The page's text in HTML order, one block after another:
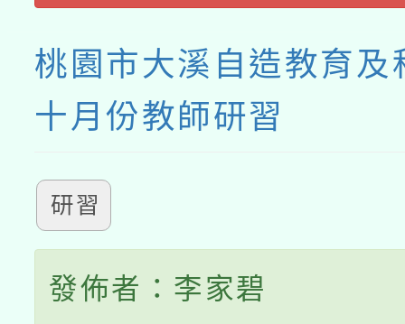
桃園市大溪自造教育及
十月份教師研習
研習
發佈者：李家碧